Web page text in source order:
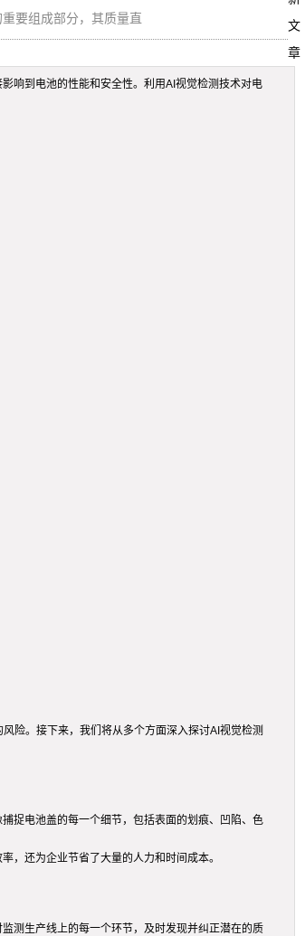
要组成部分，其质量直
响到电池的性能和安全性。利用AI视觉检测技术对电
险。接下来，我们将从多个方面深入探讨AI视觉检测
捉电池盖的每一个细节，包括表面的划痕、凹陷、色
，还为企业节省了大量的人力和时间成本。
测生产线上的每一个环节，及时发现并纠正潜在的质
文
章